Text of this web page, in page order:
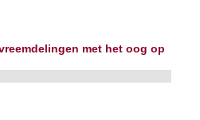
met het oog op